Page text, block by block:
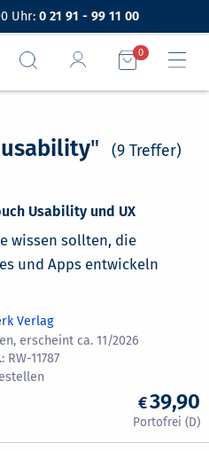
Uhr: 0 21 91 - 99 11 00
0
usability" (9 Treffer)
Usability und UX
wissen sollten, die
und Apps entwickeln
Verlag
erscheint ca. 11/2026
RW-11787
39,90